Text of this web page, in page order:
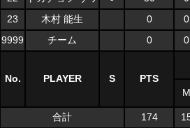
23
木村 能生 0 0
9999
チーム 0 0
No. PLAYER S PTS
M
合計 174